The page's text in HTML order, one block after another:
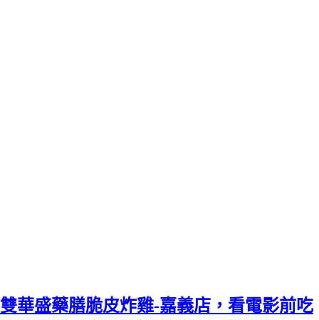
雙華盛藥膳脆皮炸雞-嘉義店，看電影前吃